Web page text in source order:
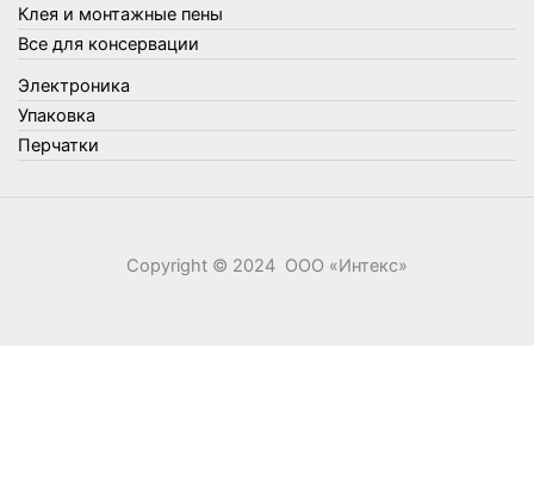
Швабры, стекломои, черенки и насадки
Шнуры, веревки и шпагаты
Электроника
Элементы питания
Клея и монтажные пены
Все для консервации
Электроника
Упаковка
Перчатки
Copyright © 2024 ООО «‎Интекс»‎